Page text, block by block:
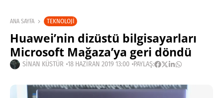
ANA SAYFA TEKNOLOJI
Huawei’nin dizüstü bilgisayarları
Microsoft Mağaza’ya geri döndü
SINAN KÜSTÜR 18 HAZIRAN 2019 13:00 PAYLAŞ: